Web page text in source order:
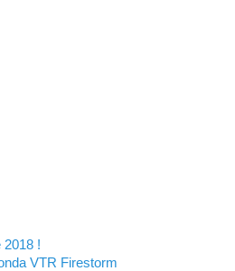
2018 !
VTR Firestorm